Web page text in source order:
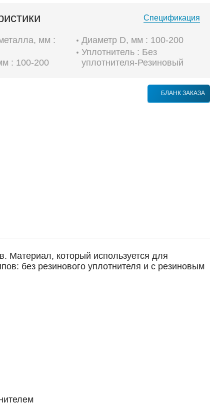
Спецификация
мм :
: 100-200
Диаметр D, мм : 100-200
Уплотнитель : Без
уплотнителя-Резиновый
БЛАНК ЗАКАЗА
Материал, который используется для
без резинового уплотнителя и с резиновым